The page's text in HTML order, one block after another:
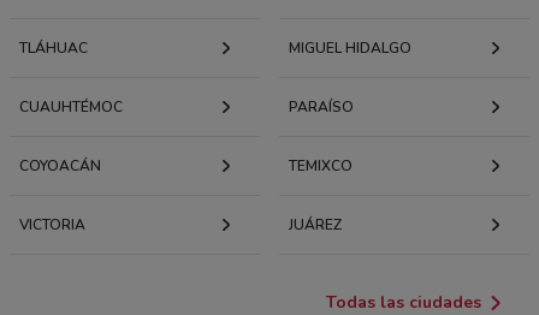
TLÁHUAC MIGUEL HIDALGO
CUAUHTÉMOC PARAÍSO
COYOACÁN TEMIXCO
VICTORIA JUÁREZ
Todas las ciudades